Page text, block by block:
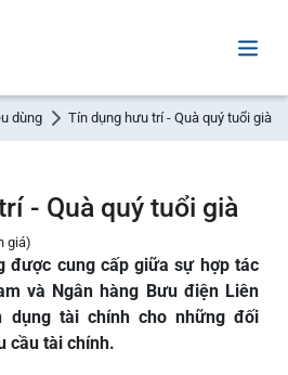
dùng Tín dụng hưu trí - Quà quý tuổi già
- Quà quý tuổi già
giá
được cung cấp giữa sự hợp tác
và Ngân hàng Bưu điện Liên
dụng tài chính cho những đối
cầu tài chính.